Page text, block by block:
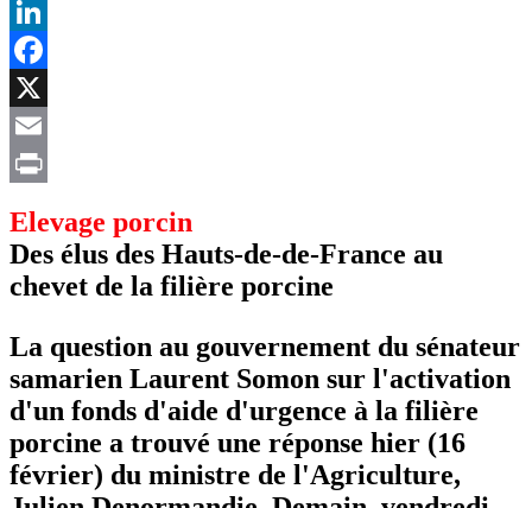
Share
LinkedIn
Facebook
X
Email
Elevage porcin
Des élus des Hauts-de-de-France au
chevet de la filière porcine
La question au gouvernement du sénateur
samarien Laurent Somon sur l'activation
d'un fonds d'aide d'urgence à la filière
porcine a trouvé une réponse hier (16
février) du ministre de l'Agriculture,